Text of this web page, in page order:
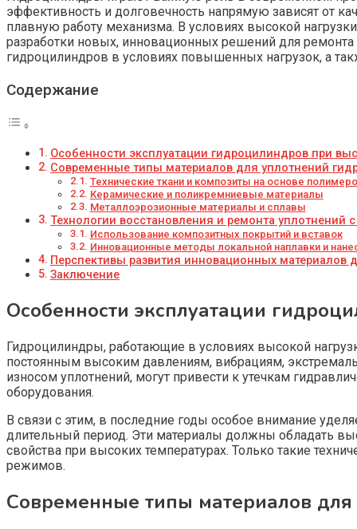
эффективность и долговечность напрямую зависят от
плавную работу механизма. В условиях высокой
разработки новых, инновационных решений для
гидроцилиндров в условиях повышенных нагрузок, а
Содержание
Особенности эксплуатации гидроцилиндров при
Современные типы материалов для уплотнений
Технические ткани и композиты на основе
Керамические и поликремниевые материалы
Металлоэрозионные материалы и сплавы
Технологии восстановления и ремонта
Использование композитных покрытий и вставок
Инновационные методы локальной наплавки и
Перспективы развития инновационных материалов
Заключение
Особенности эксплуатации
Гидроцилиндры, работающие в условиях высокой
постоянным высоким давлениям, вибрациям,
износом уплотнений, могут привести к утечкам
оборудования.
В связи с этим, в последние годы особое внимание
длительный период. Эти материалы должны обладать
свойства при высоких температурах. Только такие
режимов.
Современные типы материалов